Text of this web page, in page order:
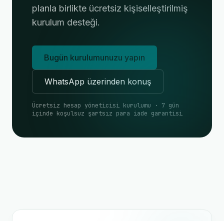
planla birlikte ücretsiz kişiselleştirilmiş
kurulum desteği.
Bugün kurulumunuzu yapın
WhatsApp üzerinden konuş
Ücretsiz hesap yöneticisi kurulumu · 7 gün
içinde koşulsuz şartsız para iade garantisi